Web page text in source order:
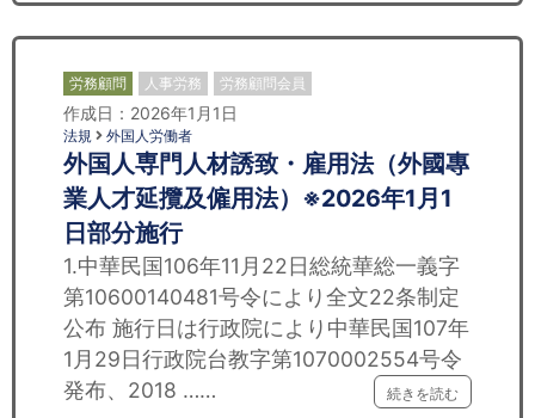
労務顧問 人事労務 労務顧問会員
作成日：2026年1月1日
法規 外国人労働者
外国人専門人材誘致・雇用法（外國專
業人才延攬及僱用法）※2026年1月1
日部分施行
1.中華民国106年11月22日総統華総一義字
第10600140481号令により全文22条制定
公布 施行日は行政院により中華民国107年
1月29日行政院台教字第1070002554号令
発布、2018 ……
続きを読む